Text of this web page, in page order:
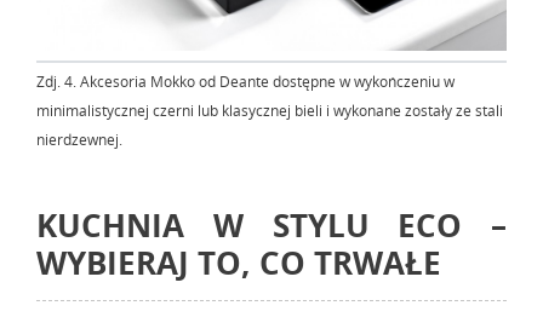
Zdj. 4. Akcesoria Mokko od Deante dostępne w wykończeniu w
minimalistycznej czerni lub klasycznej bieli i wykonane zostały ze stali
nierdzewnej.
KUCHNIA W STYLU ECO –
WYBIERAJ TO, CO TRWAŁE